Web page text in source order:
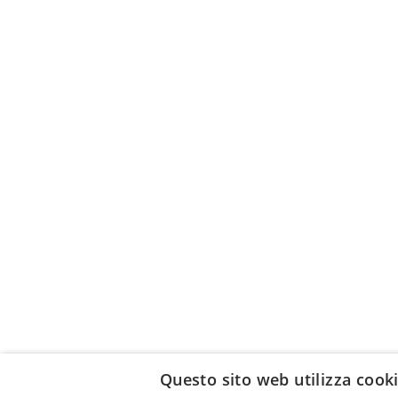
Questo sito web utilizza